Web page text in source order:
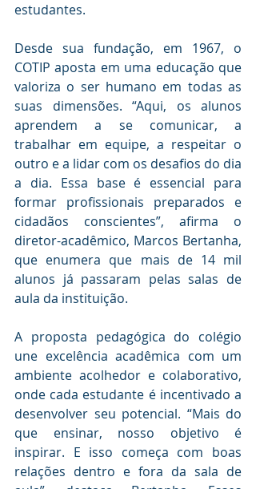
estudantes.
Desde sua fundação, em 1967, o
COTIP aposta em uma educação que
valoriza o ser humano em todas as
suas dimensões. “Aqui, os alunos
aprendem a se comunicar, a
trabalhar em equipe, a respeitar o
outro e a lidar com os desafios do dia
a dia. Essa base é essencial para
formar profissionais preparados e
cidadãos conscientes”, afirma o
diretor-acadêmico, Marcos Bertanha,
que enumera que mais de 14 mil
alunos já passaram pelas salas de
aula da instituição.
A proposta pedagógica do colégio
une excelência acadêmica com um
ambiente acolhedor e colaborativo,
onde cada estudante é incentivado a
desenvolver seu potencial. “Mais do
que ensinar, nosso objetivo é
inspirar. E isso começa com boas
relações dentro e fora da sala de